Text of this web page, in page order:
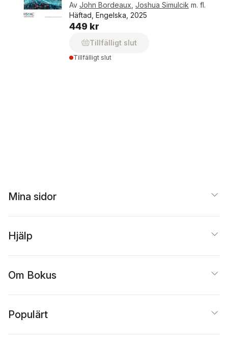
Av John Bordeaux Joshua Simulcik m. fl.
Häftad, Engelska, 2025
449 kr
Tillfälligt slut
Tillfälligt slut
Mina sidor
Hjälp
Om Bokus
Populärt